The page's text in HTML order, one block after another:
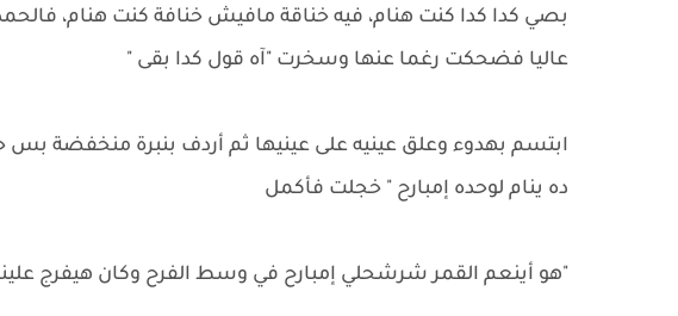
بصي كدا كدا كنت هنام، فيه خناقة مافيش خنافة كنت هنام،
عاليا فضحكت رغما عنها وسخرت "آه قول كدا بقى "
ابتسم بهدوء وعلق عينيه على عينيها ثم أردف بنبرة منخفضة
ده ينام لوحده إمبارح " خجلت فأكمل
"هو أينعم القمر شرشحلي إمبارح في وسط الفرح وكان هيفرج